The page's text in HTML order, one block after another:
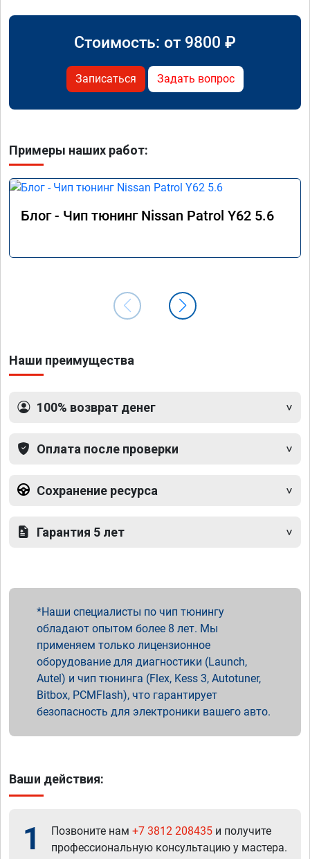
Стоимость: от 9800 ₽
Записаться Задать вопрос
Примеры наших работ:
Блог - Чип тюнинг Nissan Patrol Y62 5.6
Наши преимущества
100% возврат денег
Оплата после проверки
Сохранение ресурса
Гарантия 5 лет
Наши специалисты по чип тюнингу
обладают опытом более 8 лет. Мы
применяем только лицензионное
оборудование для диагностики (Launch,
Autel) и чип тюнинга (Flex, Kess 3, Autotuner,
Bitbox, PCMFlash), что гарантирует
безопасность для электроники вашего авто.
Ваши действия:
1 Позвоните нам +7 3812 208435 и получите
профессиональную консультацию у мастера.